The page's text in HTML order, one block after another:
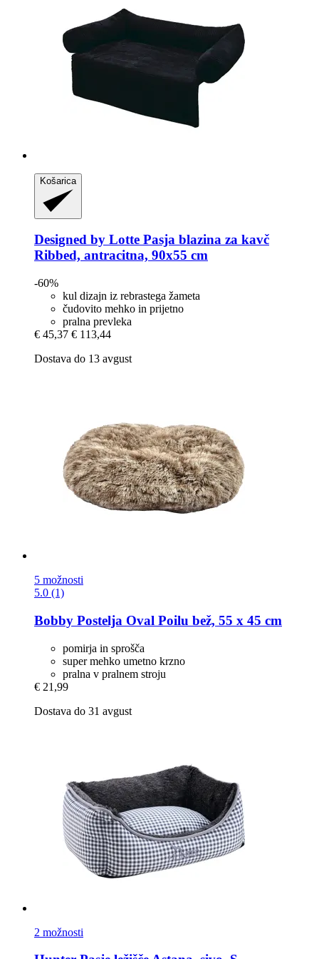
Košarica
Designed by Lotte Pasja blazina za kavč
Ribbed, antracitna, 90x55 cm
-60%
kul dizajn iz rebrastega žameta
čudovito mehko in prijetno
pralna prevleka
€ 45,37 € 113,44
Dostava do 13 avgust
5 možnosti
5.0 (1)
Bobby Postelja Oval Poilu bež, 55 x 45 cm
pomirja in sprošča
super mehko umetno krzno
pralna v pralnem stroju
€ 21,99
Dostava do 31 avgust
2 možnosti